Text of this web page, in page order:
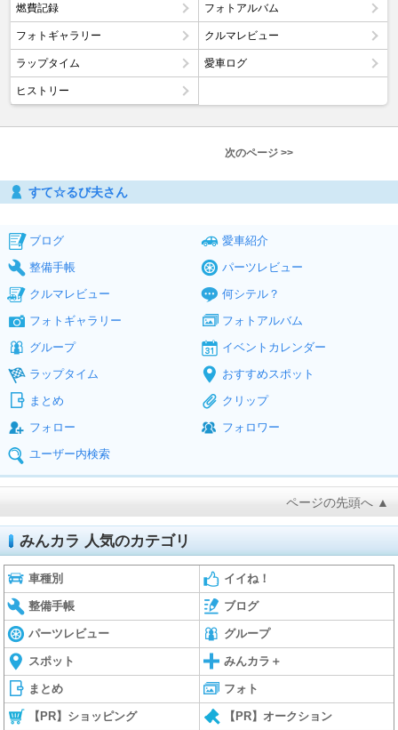
燃費記録 フォトアルバム
フォトギャラリー クルマレビュー
ラップタイム 愛車ログ
ヒストリー
次のページ >>
すて☆るび夫さん
ブログ
愛車紹介
整備手帳
パーツレビュー
クルマレビュー
何シテル？
フォトギャラリー
フォトアルバム
グループ
イベントカレンダー
ラップタイム
おすすめスポット
まとめ
クリップ
フォロー
フォロワー
ユーザー内検索
ページの先頭へ ▲
みんカラ 人気のカテゴリ
車種別 イイね！
整備手帳 ブログ
パーツレビュー グループ
スポット みんカラ＋
まとめ フォト
【PR】ショッピング 【PR】オークション